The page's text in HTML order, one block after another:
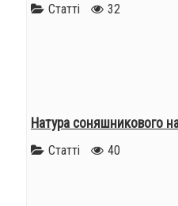
Статті 32
Натура соняшникового
Статті 40